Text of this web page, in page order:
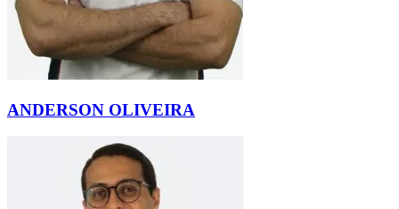
ANDERSON OLIVEIRA